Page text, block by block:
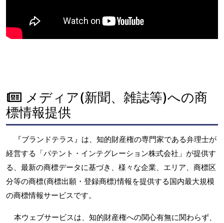
メディア(新聞、雑誌等)への商
標情報提供
『ブランドテラス』は、知的財産権の専門家である弁理士が
経営する「パテント・インテグレーション株式会社」が提供す
る、最新の商標データに基づき、様々な企業、エリア、商標区
分等の商標(商標出願・登録商標)情報を提供する国内最大規模
の商標情報サービスです。
本ウェブサービスは、知的財産権への関心有無に関わらず、